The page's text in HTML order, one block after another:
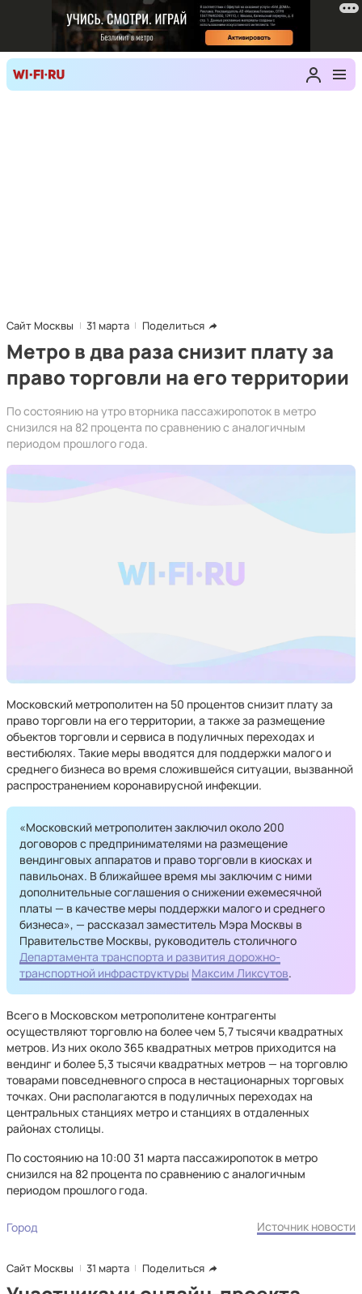
Сайт Москвы 31 марта Поделиться
Метро в два раза снизит плату за
право торговли на его территории
По состоянию на утро вторника пассажиропоток в метро
снизился на 82 процента по сравнению с аналогичным
периодом прошлого года.
Московский метрополитен на 50 процентов снизит плату за
право торговли на его территории, а также за размещение
объектов торговли и сервиса в подуличных переходах и
вестибюлях. Такие меры вводятся для поддержки малого и
среднего бизнеса во время сложившейся ситуации, вызванной
распространением коронавирусной инфекции.
«Московский метрополитен заключил около 200
договоров с предпринимателями на размещение
вендинговых аппаратов и право торговли в киосках и
павильонах. В ближайшее время мы заключим с ними
дополнительные соглашения о снижении ежемесячной
платы — в качестве меры поддержки малого и среднего
бизнеса», — рассказал заместитель Мэра Москвы в
Правительстве Москвы, руководитель столичного
Департамента транспорта и развития дорожно-
транспортной инфраструктуры Максим Ликсутов.
Всего в Московском метрополитене контрагенты
осуществляют торговлю на более чем 5,7 тысячи квадратных
метров. Из них около 365 квадратных метров приходится на
вендинг и более 5,3 тысячи квадратных метров — на торговлю
товарами повседневного спроса в нестационарных торговых
точках. Они располагаются в подуличных переходах на
центральных станциях метро и станциях в отдаленных
районах столицы.
По состоянию на 10:00 31 марта пассажиропоток в метро
снизился на 82 процента по сравнению с аналогичным
периодом прошлого года.
Город Источник новости
Сайт Москвы 31 марта Поделиться